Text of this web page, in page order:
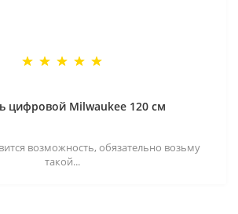
цифровой Milwaukee 120 см
возможность, обязательно возьму
такой...